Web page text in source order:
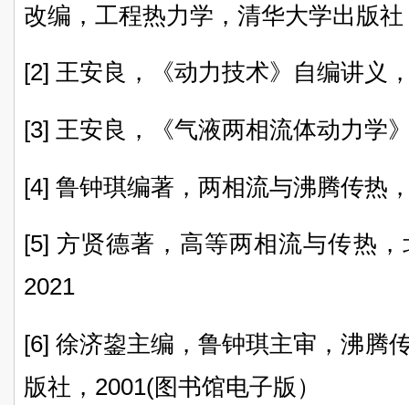
改编，工程热力学，清华大学出版社
[2] 王安良，《动力技术》自编讲义
[3] 王安良，《气液两相流体动力学
[4] 鲁钟琪编著，两相流与沸腾传热
[5] 方贤德著，高等两相流与传热
2021
[6] 徐济鋆主编，鲁钟琪主审，沸腾
版社，2001(图书馆电子版）